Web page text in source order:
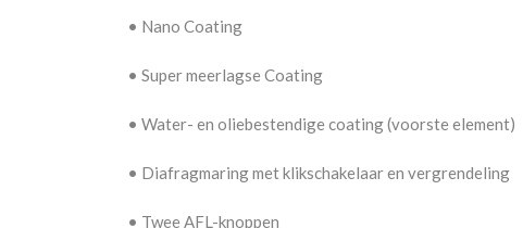
• Nano Coating
• Super meerlagse Coating
• Water- en oliebestendige coating (voorste element)
• Diafragmaring met klikschakelaar en vergrendeling
• Twee AFL-knoppen